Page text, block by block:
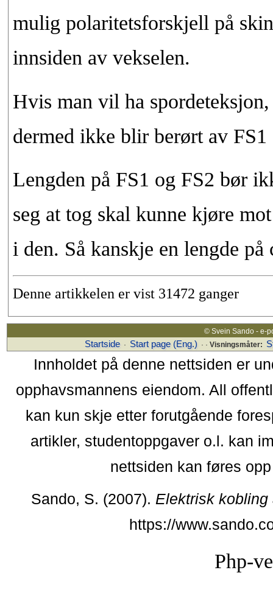
mulig polaritetsforskjell på
innsiden av vekselen.
Hvis man vil ha
dermed ikke blir berørt av FS1
Lengden på FS1 og FS2 bør
seg at tog skal kunne kjøre
i den. Så kanskje en lengde
Denne artikkelen er vist 31472 ganger
© Svein Sando - e-
Startside · Start page (Eng.) · · Visningsmåter:
Innholdet på denne nettsiden er
opphavsmannens eiendom. All
kan kun skje etter forutgående
artikler, studentoppgaver o.l. kan
nettsiden kan føres
Sando, S. (2007). Elektrisk
https://
Php-